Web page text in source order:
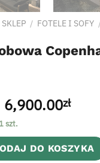
SKLEP / FOTELE I SOFY
Pierwotna
cena
wynosiła:
15,040.00zł.
6,900.00zł
szt.
DO KOSZYKA